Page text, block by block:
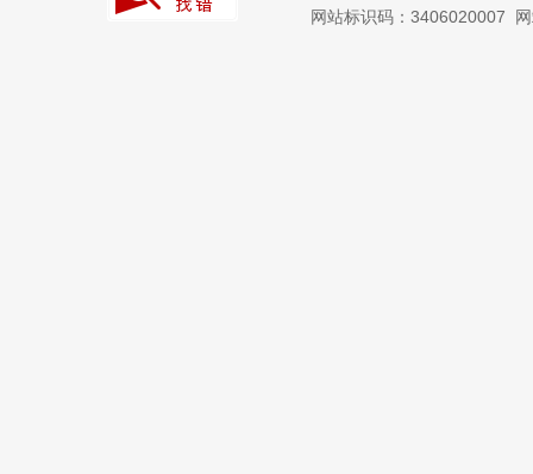
网站标识码：3406020007